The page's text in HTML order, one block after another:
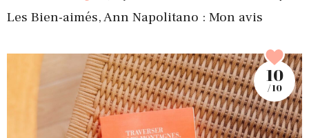
Les Bien-aimés, Ann Napolitano : Mon avis
10
/ 10